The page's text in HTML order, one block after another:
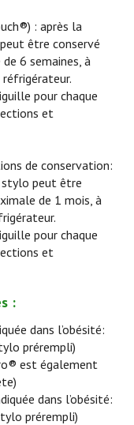
: après la
être conservé
6 semaines, à
pour chaque
et
de conservation:
stylo peut être
de 1 mois, à
pour chaque
et
:
dans l’obésité:
prérempli)
est également
dans l’obésité:
prérempli)